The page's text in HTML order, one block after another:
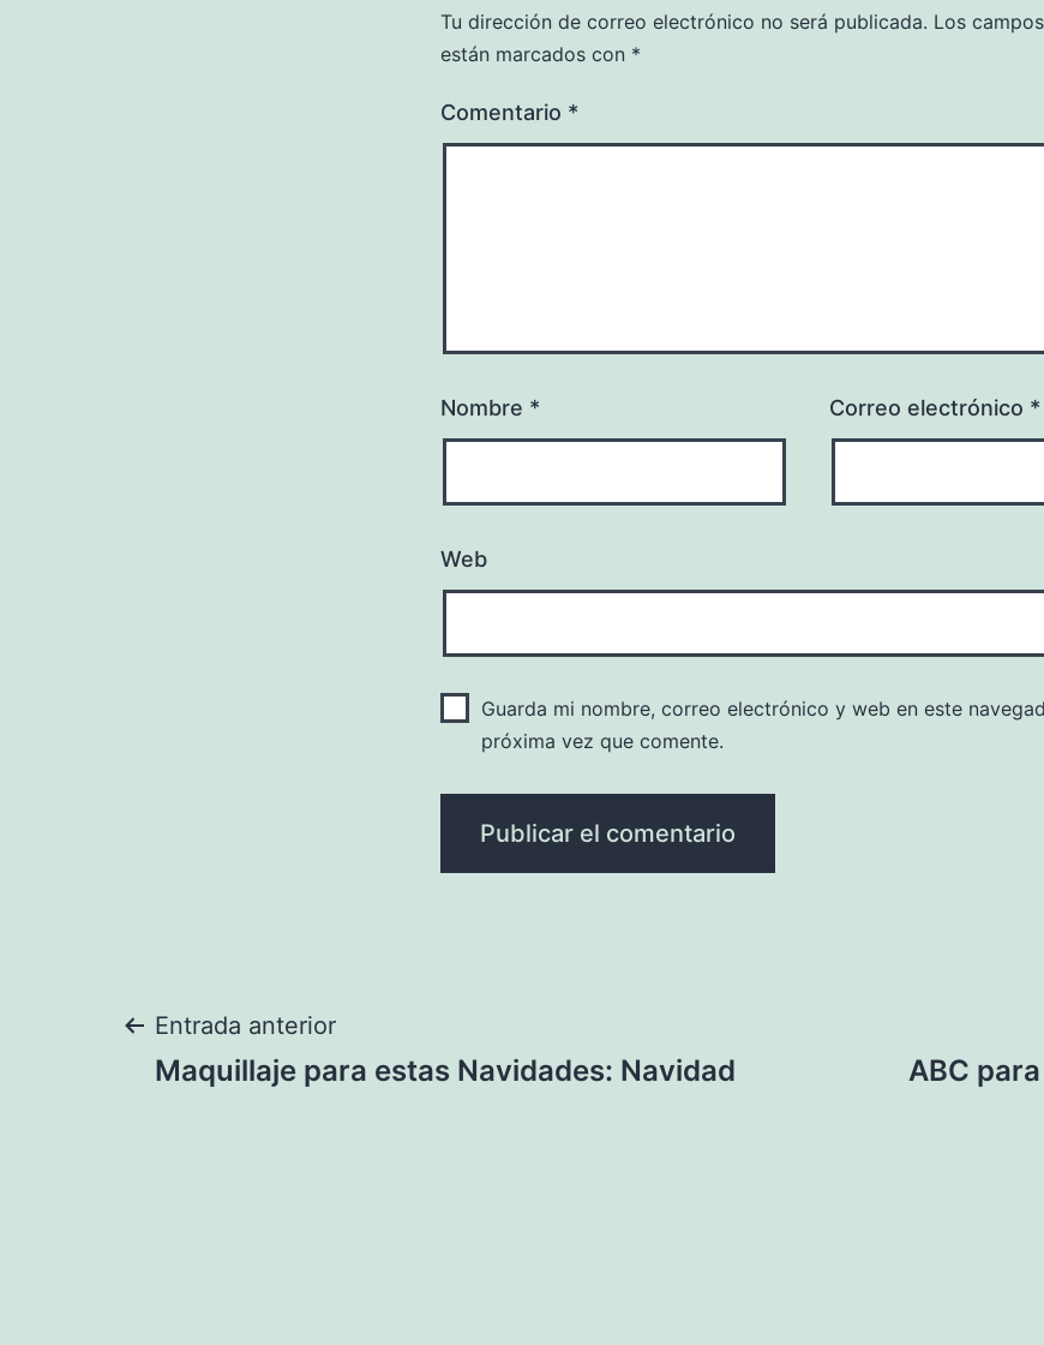
Tu dirección de correo electrónico no será publicada. Los
están marcados con *
Comentario *
Nombre * Correo electrónico *
Web
Guarda mi nombre, correo electrónico y web en este
próxima vez que comente.
Navegación
Entrada anterior
Maquillaje para estas Navidades: Navidad ABC